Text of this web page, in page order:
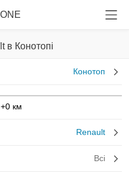
в Конотопі
Конотоп
+0 км
Renault
Всі